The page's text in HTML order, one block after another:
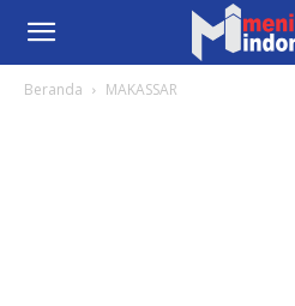
Beranda MAKASSAR